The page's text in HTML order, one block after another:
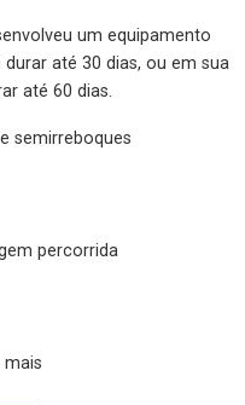
um equipamento
até 30 dias, ou em sua
até 60 dias.
semirreboques
percorrida